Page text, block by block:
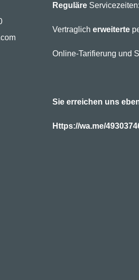
Reguläre
Vertraglich erweiterte
Online-Tarifierung und
Sie erreichen uns
Https://wa.me/